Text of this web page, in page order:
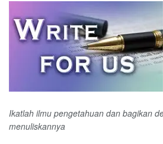
Ikatlah ilmu pengetahuan dan bagikan
menuliskannya